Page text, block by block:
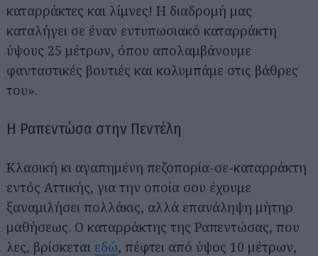
καταρράκτες και λίμνες! Η διαδρομή μας
καταλήγει σε έναν εντυπωσιακό καταρράκτη
ύψους 25 μέτρων, όπου απολαμβάνουμε
φανταστικές βουτιές και κολυμπάμε στις βάθρες
του».
Η Ραπεντώσα στην Πεντέλη
Κλασική κι αγαπημένη πεζοπορία-σε-καταρράκτη
εντός Αττικής, για την οποία σου έχουμε
ξαναμιλήσει πολλάκις, αλλά επανάληψη μήτηρ
μαθήσεως. Ο καταρράκτης της Ραπεντώσας, που
λες, βρίσκεται εδώ, πέφτει από ύψος 10 μέτρων,